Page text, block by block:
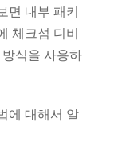
면 내부 패키
체크섬 디비
식을 사용하
에 대해서 알